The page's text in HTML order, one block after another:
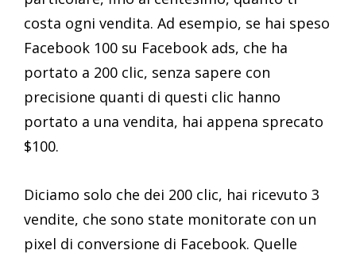
costa ogni vendita. Ad esempio, se hai speso
Facebook 100 su Facebook ads, che ha
portato a 200 clic, senza sapere con
precisione quanti di questi clic hanno
portato a una vendita, hai appena sprecato
$100.
Diciamo solo che dei 200 clic, hai ricevuto 3
vendite, che sono state monitorate con un
pixel di conversione di Facebook. Quelle